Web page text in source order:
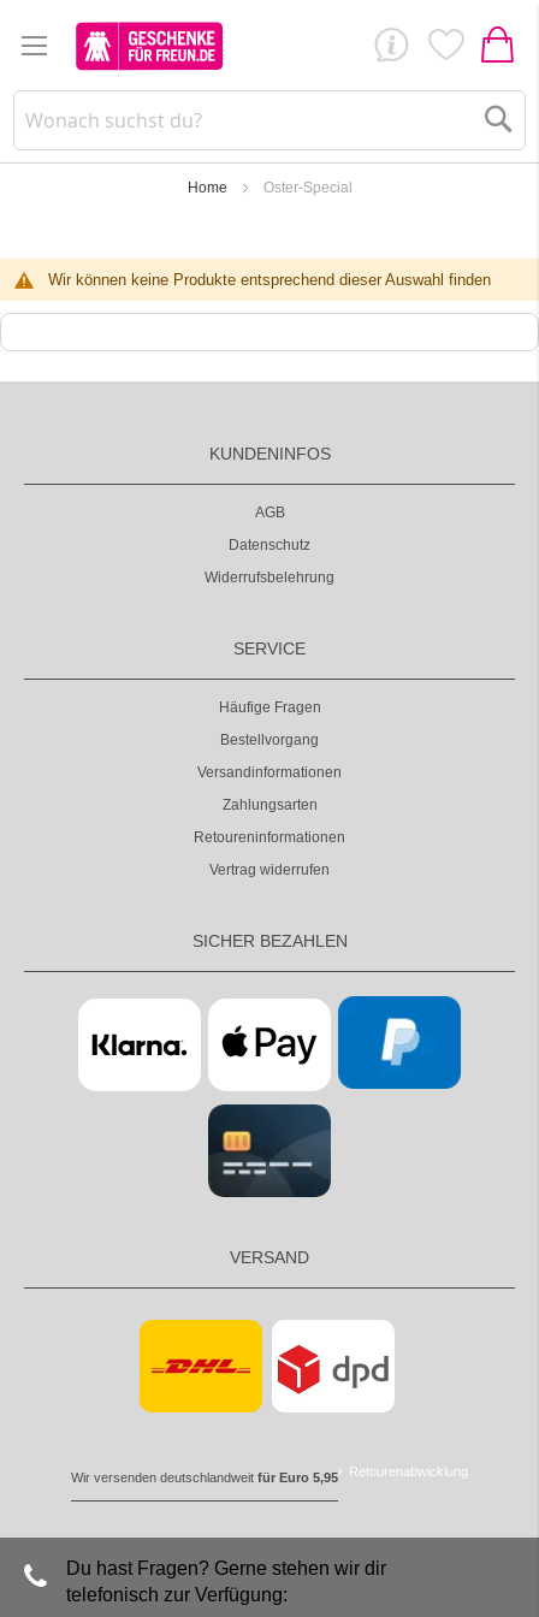
Home Oster-Special
Wir können keine Produkte entsprechend dieser Auswahl finden
KUNDENINFOS
AGB
Datenschutz
Widerrufsbelehrung
SERVICE
Häufige Fragen
Bestellvorgang
Versandinformationen
Zahlungsarten
Retoureninformationen
Vertrag widerrufen
SICHER BEZAHLEN
VERSAND
Wir versenden deutschlandweit für Euro 5,95 Retourenabwicklung
Du hast Fragen? Gerne stehen wir dir
telefonisch zur Verfügung: